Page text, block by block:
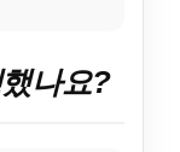
나요?